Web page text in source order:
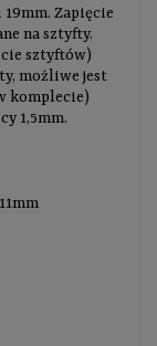
Zapięcie
na sztyfty.
sztyftów)
możliwe jest
komplecie)
1,5mm.